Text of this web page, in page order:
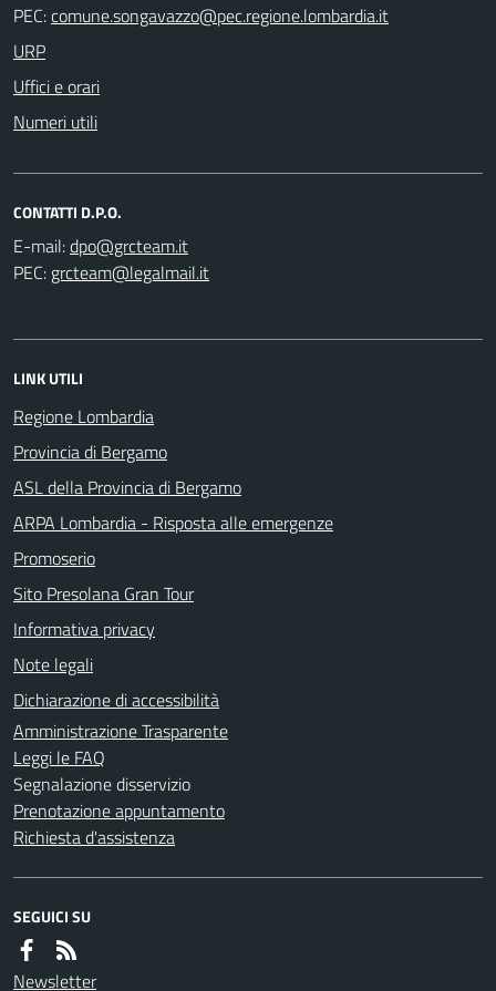
PEC:
URP
Uffici e orari
Numeri utili
CONTATTI D.P.O.
E-mail:
PEC:
LINK UTILI
Regione Lombardia
Provincia di Bergamo
ASL della Provincia di Bergamo
ARPA Lombardia - Risposta alle emergenze
Promoserio
Sito Presolana Gran Tour
Informativa privacy
Note legali
Dichiarazione di accessibilità
Amministrazione Trasparente
Leggi le FAQ
Segnalazione disservizio
Prenotazione appuntamento
Richiesta d'assistenza
SEGUICI SU
Newsletter